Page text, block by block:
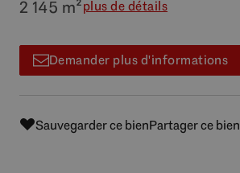
2 145 m²plus de détails
Demander plus d'informations
Sauvegarder ce bienPartager ce bien